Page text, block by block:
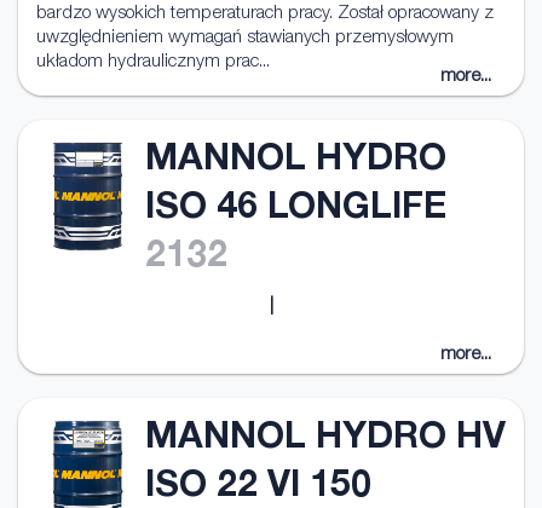
bardzo wysokich temperaturach pracy. Został opracowany z
uwzględnieniem wymagań stawianych przemysłowym
układom hydraulicznym prac...
more...
MANNOL HYDRO
ISO 46 LONGLIFE
2132
more...
MANNOL HYDRO HV
ISO 22 VI 150